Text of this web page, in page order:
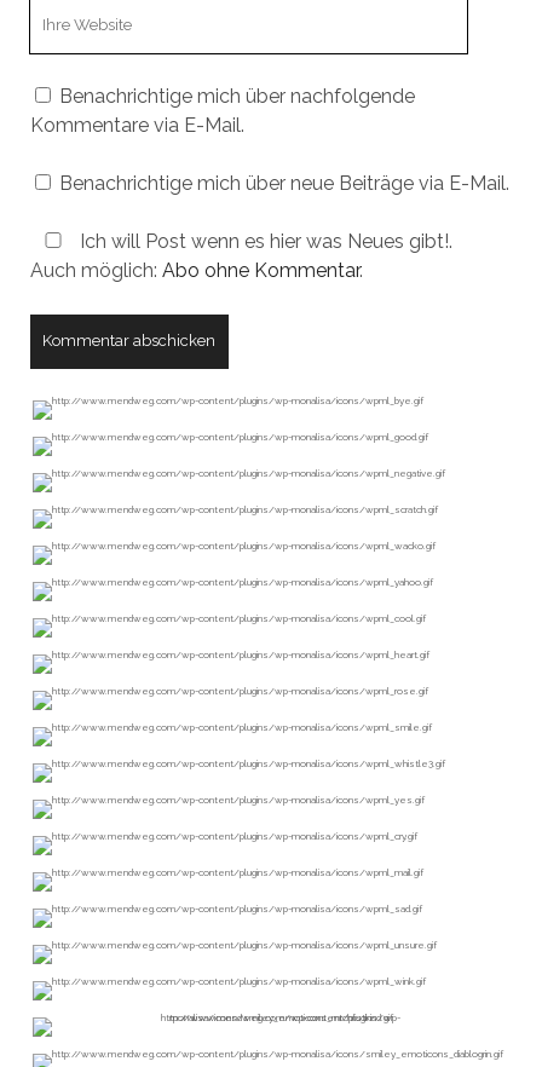
Benachrichtige mich über nachfolgende
Kommentare via E-Mail.
Benachrichtige mich über neue Beiträge via E-Mail.
Ich will Post wenn es hier was Neues gibt!.
Auch möglich: Abo ohne Kommentar.